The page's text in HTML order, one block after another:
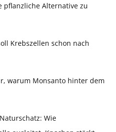
pflanzliche Alternative zu
Krebszellen schon nach
warum Monsanto hinter dem
Wie